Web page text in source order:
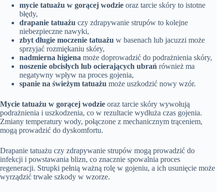
mycie tatuażu w gorącej wodzie oraz tarcie skóry to istotne
błędy,
drapanie tatuażu czy zdrapywanie strupów to kolejne
niebezpieczne nawyki,
zbyt długie moczenie tatuażu w basenach lub jacuzzi może
sprzyjać rozmiękaniu skóry,
nadmierna higiena może doprowadzić do podrażnienia skóry,
noszenie obcisłych lub ocierających ubrań również ma
negatywny wpływ na proces gojenia,
spanie na świeżym tatuażu może uszkodzić nowy wzór.
Mycie tatuażu w gorącej wodzie oraz tarcie skóry wywołują
podrażnienia i uszkodzenia, co w rezultacie wydłuża czas gojenia.
Zmiany temperatury wody, połączone z mechanicznym trąceniem,
mogą prowadzić do dyskomfortu.
Drapanie tatuażu czy zdrapywanie strupów mogą prowadzić do
infekcji i powstawania blizn, co znacznie spowalnia proces
regeneracji. Strupki pełnią ważną rolę w gojeniu, a ich usunięcie może
wyrządzić trwałe szkody w wzorze.